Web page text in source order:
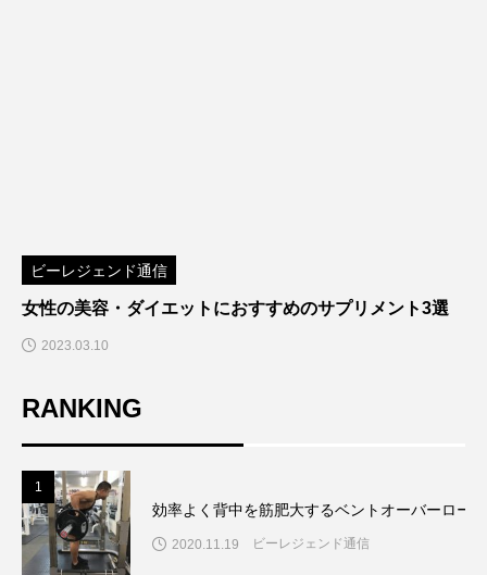
ビーレジェンド通信
女性の美容・ダイエットにおすすめのサプリメント3選
2023.03.10
RANKING
1
効率よく背中を筋肥大するベントオーバーロー
2020.11.19 ビーレジェンド通信